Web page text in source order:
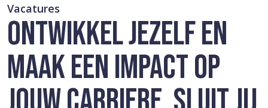
Vacatures
ONTWIKKEL JEZELF EN
MAAK EEN IMPACT OP